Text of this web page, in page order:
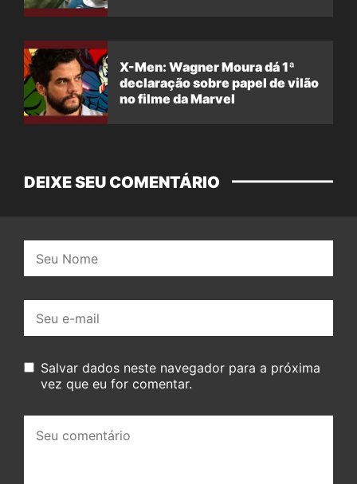
X-Men: Wagner Moura dá 1ª
declaração sobre papel de vilão
no filme da Marvel
DEIXE SEU COMENTÁRIO
mail:
Salvar dados neste navegador para a próxima
vez que eu for comentar.
comentário: